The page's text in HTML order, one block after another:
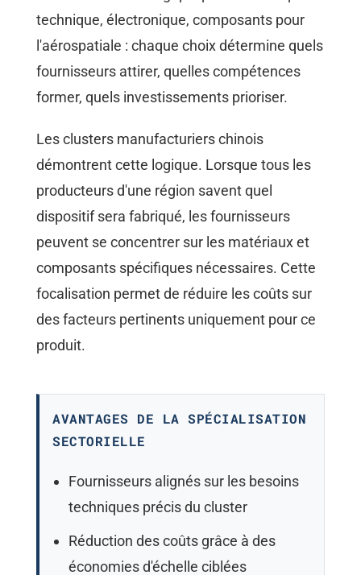
technique, électronique, composants pour
l'aérospatiale : chaque choix détermine quels
fournisseurs attirer, quelles compétences
former, quels investissements prioriser.
Les clusters manufacturiers chinois
démontrent cette logique. Lorsque tous les
producteurs d'une région savent quel
dispositif sera fabriqué, les fournisseurs
peuvent se concentrer sur les matériaux et
composants spécifiques nécessaires. Cette
focalisation permet de réduire les coûts sur
des facteurs pertinents uniquement pour ce
produit.
AVANTAGES DE LA SPÉCIALISATION
SECTORIELLE
Fournisseurs alignés sur les besoins
techniques précis du cluster
Réduction des coûts grâce à des
économies d'échelle ciblées